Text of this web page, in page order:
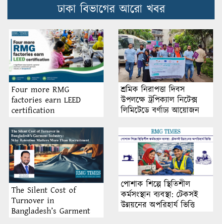
ঢাকা বিভাগের আরো খবর
Four more RMG
factories earn LEED
certification
শ্রমিক নিরাপত্তা দিবস
উপলক্ষে ট্রপিক্যাল নিটেক্স
লিমিটেডে বর্ণাঢ্য আয়োজন
The Silent Cost of
Turnover in
Bangladesh’s Garment
পোশাক শিল্পে স্থিতিশীল
কর্মসংস্থান ব্যবস্থা: টেকসই
উন্নয়নের অপরিহার্য ভিত্তি